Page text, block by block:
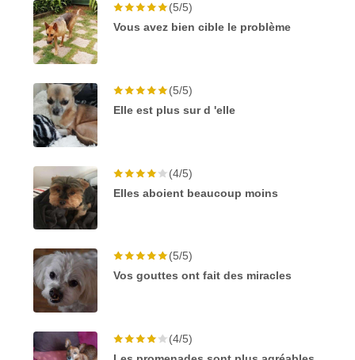
(5/5)
Vous avez bien cible le problème
(5/5)
Elle est plus sur d 'elle
(4/5)
Elles aboient beaucoup moins
(5/5)
Vos gouttes ont fait des miracles
(4/5)